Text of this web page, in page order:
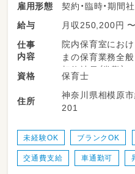
雇用形態
契約・臨時・期間
給与
月収250,200円
仕事
内容
院内保育室にお
まの保育業務全般
契約社員（常勤）
な毎日を優しく
・登園、降園時の
・室内遊びやお
・食事の介助、お
ート
資格 保育士
住所
神奈川県相模原
201
未経験OK ブランクOK
交通費支給 車通勤可